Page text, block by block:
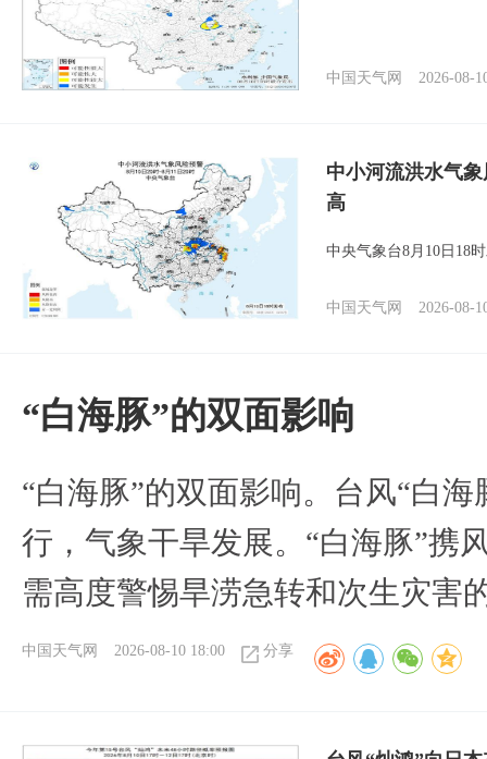
中国天气网 2026-08-
中小河流洪水气
高
中央气象台8月10日18
中国天气网 2026-08-
​“白海豚”的双面影响
​“白海豚”的双面影响。台风“白
行，气象干旱发展。“白海豚”携
需高度警惕旱涝急转和次生灾害
中国天气网 2026-08-10 18:00 分享